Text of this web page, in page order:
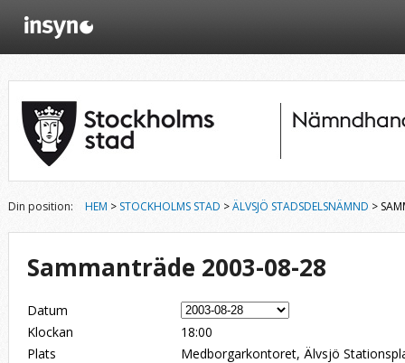
Din position: HEM > STOCKHOLMS STAD >ÄLVSJÖ STADSDELSNÄMND >
Sammanträde 2003-08-28
Datum
Klockan
18:00
Plats
Medborgarkontoret, Älvsjö